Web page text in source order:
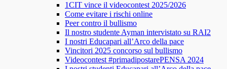
1CIT vince il videocontest 2025/2026
Come evitare i rischi online
Peer contro il bullismo
Il nostro studente Ayman intervistato su RAI2
I nostri Educapari all’Arco della pace
Vincitori 2025 concorso sul bullismo
Videocontest #primadipostarePENSA 2024